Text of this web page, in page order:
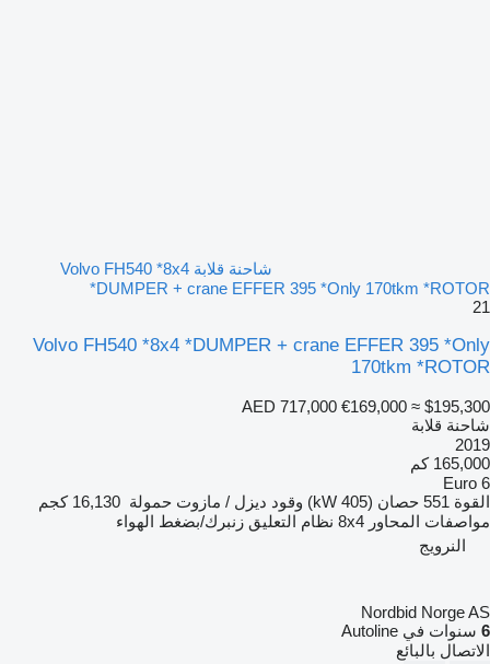
شاحنة قلابة Volvo FH540 *8x4
*DUMPER + crane EFFER 395 *Only 170tkm *ROTOR
21
Volvo FH540 *8x4 *DUMPER + crane EFFER 395 *Only
170tkm *ROTOR
AED 717,000 €169,000 ≈ $195,300
شاحنة قلابة
2019
165,000 كم
Euro 6
القوة 551 حصان (405 kW) وقود ديزل / مازوت حمولة 16,130 كجم
مواصفات المحاور 8x4 نظام التعليق زنبرك/بضغط الهواء
النرويج
Nordbid Norge AS
6 سنوات في Autoline
الاتصال بالبائع